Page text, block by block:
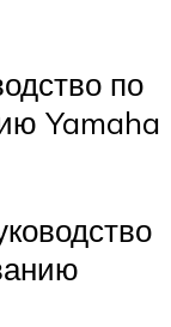
по
Yamaha